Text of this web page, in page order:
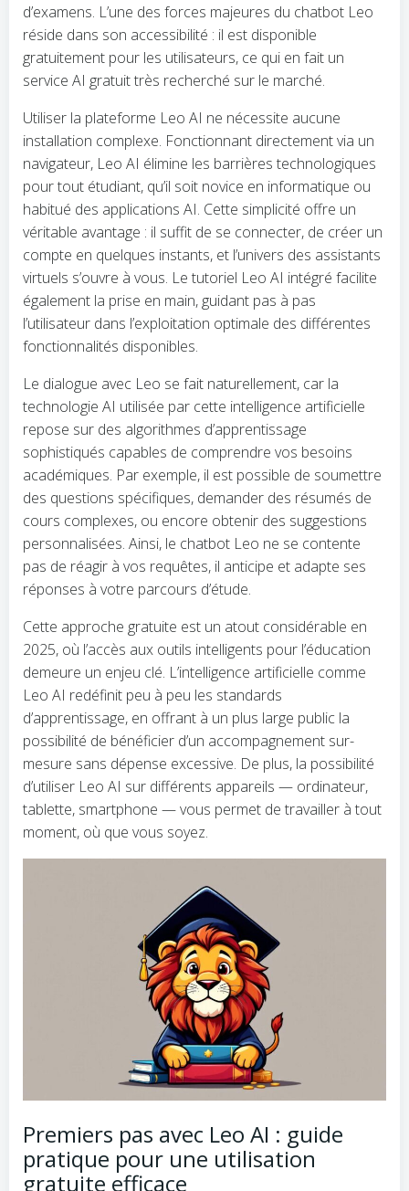
d’examens. L’une des forces majeures du chatbot Leo
réside dans son accessibilité : il est disponible
gratuitement pour les utilisateurs, ce qui en fait un
service AI gratuit très recherché sur le marché.
Utiliser la plateforme Leo AI ne nécessite aucune
installation complexe. Fonctionnant directement via un
navigateur, Leo AI élimine les barrières technologiques
pour tout étudiant, qu’il soit novice en informatique ou
habitué des applications AI. Cette simplicité offre un
véritable avantage : il suffit de se connecter, de créer un
compte en quelques instants, et l’univers des assistants
virtuels s’ouvre à vous. Le tutoriel Leo AI intégré facilite
également la prise en main, guidant pas à pas
l’utilisateur dans l’exploitation optimale des différentes
fonctionnalités disponibles.
Le dialogue avec Leo se fait naturellement, car la
technologie AI utilisée par cette intelligence artificielle
repose sur des algorithmes d’apprentissage
sophistiqués capables de comprendre vos besoins
académiques. Par exemple, il est possible de soumettre
des questions spécifiques, demander des résumés de
cours complexes, ou encore obtenir des suggestions
personnalisées. Ainsi, le chatbot Leo ne se contente
pas de réagir à vos requêtes, il anticipe et adapte ses
réponses à votre parcours d’étude.
Cette approche gratuite est un atout considérable en
2025, où l’accès aux outils intelligents pour l’éducation
demeure un enjeu clé. L’intelligence artificielle comme
Leo AI redéfinit peu à peu les standards
d’apprentissage, en offrant à un plus large public la
possibilité de bénéficier d’un accompagnement sur-
mesure sans dépense excessive. De plus, la possibilité
d’utiliser Leo AI sur différents appareils — ordinateur,
tablette, smartphone — vous permet de travailler à tout
moment, où que vous soyez.
Premiers pas avec Leo AI : guide
pratique pour une utilisation
gratuite efficace